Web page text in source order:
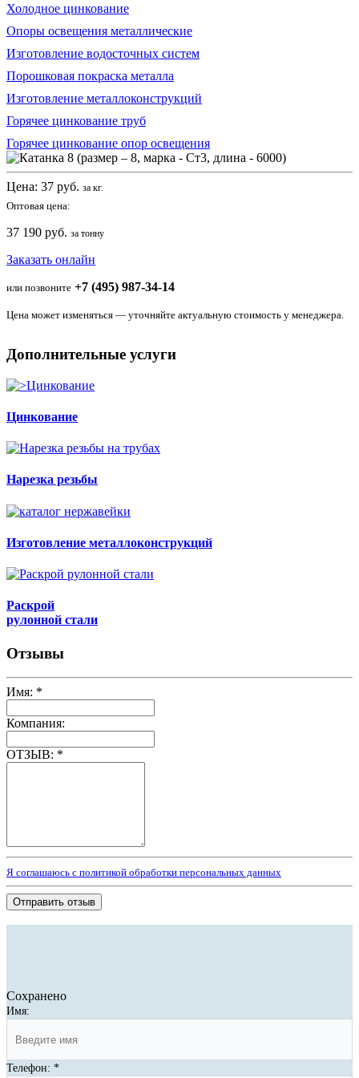
Холодное цинкование
Опоры освещения металлические
Изготовление водосточных систем
Порошковая покраска металла
Изготовление металлоконструкций
Горячее цинкование труб
Горячее цинкование опор освещения
Цена: 37 руб. за кг.
Оптовая цена:
37 190 руб. за тонну
Заказать онлайн
или позвоните +7 (495) 987-34-14
Цена может изменяться — уточняйте актуальную стоимость у менеджера.
Дополнительные услуги
Цинкование
Нарезка резьбы
Изготовление металлоконструкций
Раскрой
рулонной стали
Отзывы
Имя: *
Компания:
ОТЗЫВ: *
Я соглашаюсь с политикой обработки персональных данных
Отправить отзыв
Сохранено
Имя:
Телефон: *